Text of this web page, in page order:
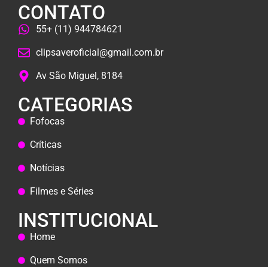
CONTATO
55+ (11) 944784621
clipsaveroficial@gmail.com.br
Av São Miguel, 8184
CATEGORIAS
Fofocas
Críticas
Notícias
Filmes e Séries
INSTITUCIONAL
Home
Quem Somos